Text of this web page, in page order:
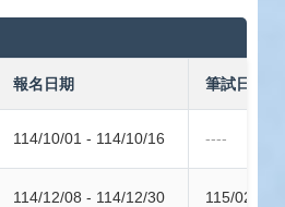
報名日期 筆試日期
114/10/01 - 114/10/16 ----
114/12/08 - 114/12/30 115/02/09